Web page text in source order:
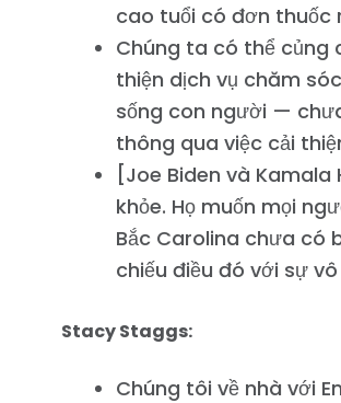
cao tuổi có đơn thuốc
Chúng ta có thể củng
thiện dịch vụ chăm
sống con người —
thông qua việc cải
[Joe Biden và
khỏe. Họ muốn mọi
Bắc Carolina chưa có
chiếu điều đó với sự
Stacy Staggs:
Chúng tôi về nhà với